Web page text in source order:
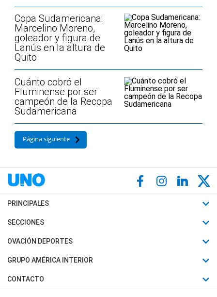
Copa Sudamericana:
Marcelino Moreno,
goleador y figura de
Lanús en la altura de
Quito
Cuánto cobró el
Fluminense por ser
campeón de la Recopa
Sudamericana
Página siguiente
PRINCIPALES
Últimas Noticias
Política
Judiciales
SECCIONES
Horóscopo
Motores
Trucos caseros
OVACIÓN DEPORTES
Fútbol
Mundial
Automovilismo
GRUPO AMÉRICA INTERIOR
Canal 7 en Vivo
CONTACTO